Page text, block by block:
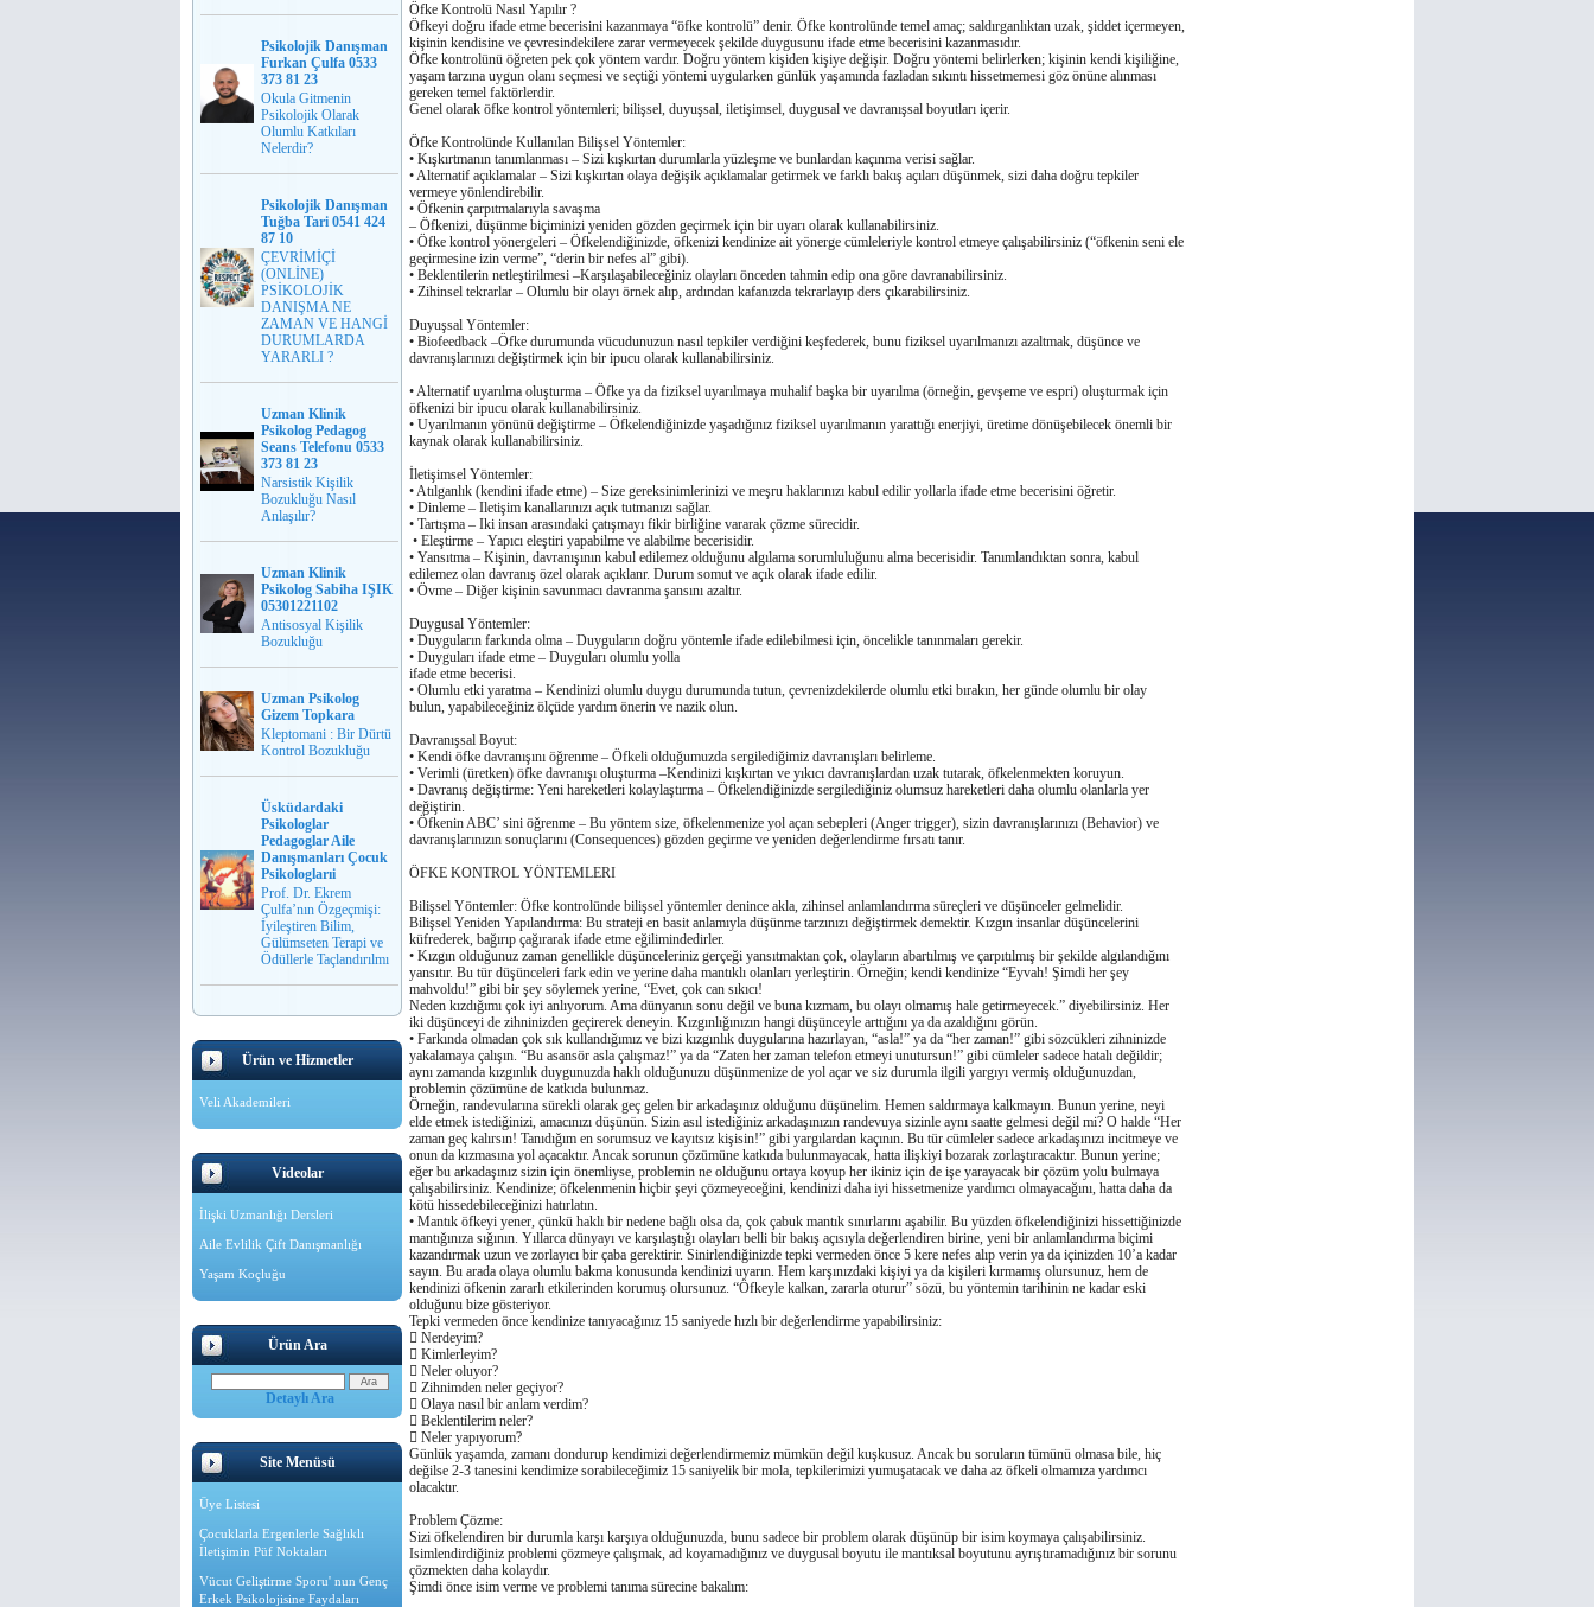
Psikolojik Danışman
Furkan Çulfa 0533
373 81 23
Okula Gitmenin
Psikolojik Olarak
Olumlu Katkıları
Nelerdir?
Psikolojik Danışman
Tuğba Tari 0541 424
87 10
ÇEVRİMİÇİ
(ONLİNE)
PSİKOLOJİK
DANIŞMA NE
ZAMAN VE HANGİ
DURUMLARDA
YARARLI ?
Uzman Klinik
Psikolog Pedagog
Seans Telefonu 0533
373 81 23
Narsistik Kişilik
Bozukluğu Nasıl
Anlaşılır?
Uzman Klinik
Psikolog Sabiha IŞIK
05301221102
Antisosyal Kişilik
Bozukluğu
Uzman Psikolog
Gizem Topkara
Kleptomani : Bir Dürtü
Kontrol Bozukluğu
Üsküdardaki
Psikologlar
Pedagoglar Aile
Danışmanları Çocuk
Psikologlarıi
Prof. Dr. Ekrem
Çulfa’nın Özgeçmişi:
İyileştiren Bilim,
Gülümseten Terapi ve
Ödüllerle Taçlandırılmı
Ürün ve Hizmetler
Veli Akademileri
Videolar
İlişki Uzmanlığı Dersleri
Aile Evlilik Çift Danışmanlığı
Yaşam Koçluğu
Ürün Ara
Detaylı Ara
Site Menüsü
Üye Listesi
Çocuklarla Ergenlerle Sağlıklı
İletişimin Püf Noktaları
Vücut Geliştirme Sporu' nun Genç
Erkek Psikolojisine Faydaları
Öfke Kontrolü Nasıl Yapılır ?
Öfkeyi doǧru ifade etme becerisini kazanmaya “öfke kontrolü” denir. Öfke kontrolünde temel amaç; saldırganlıktan uzak, şiddet içermeyen,
kişinin kendisine ve çevresindekilere zarar vermeyecek şekilde duygusunu ifade etme becerisini kazanmasıdır.
Öfke kontrolünü öǧreten pek çok yöntem vardır. Doǧru yöntem kişiden kişiye deǧişir. Doǧru yöntemi belirlerken; kişinin kendi kişiliǧine,
yaşam tarzına uygun olanı seçmesi ve seçtiǧi yöntemi uygularken günlük yaşamında fazladan sıkıntı hissetmemesi göz önüne alınması
gereken temel faktörlerdir.
Genel olarak öfke kontrol yöntemleri; bilişsel, duyuşsal, iletişimsel, duygusal ve davranışsal boyutları içerir.
Öfke Kontrolünde Kullanılan Bilişsel Yöntemler:
• Kışkırtmanın tanımlanması – Sizi kışkırtan durumlarla yüzleşme ve bunlardan kaçınma verisi saǧlar.
• Alternatif açıklamalar – Sizi kışkırtan olaya deǧişik açıklamalar getirmek ve farklı bakış açıları düşünmek, sizi daha doǧru tepkiler
vermeye yönlendirebilir.
• Öfkenin çarpıtmalarıyla savaşma
– Öfkenizi, düşünme biçiminizi yeniden gözden geçirmek için bir uyarı olarak kullanabilirsiniz.
• Öfke kontrol yönergeleri – Öfkelendiǧinizde, öfkenizi kendinize ait yönerge cümleleriyle kontrol etmeye çalışabilirsiniz (“öfkenin seni ele
geçirmesine izin verme”, “derin bir nefes al” gibi).
• Beklentilerin netleştirilmesi –Karşılaşabileceǧiniz olayları önceden tahmin edip ona göre davranabilirsiniz.
• Zihinsel tekrarlar – Olumlu bir olayı örnek alıp, ardından kafanızda tekrarlayıp ders çıkarabilirsiniz.
Duyuşsal Yöntemler:
• Biofeedback –Öfke durumunda vücudunuzun nasıl tepkiler verdiǧini keşfederek, bunu fiziksel uyarılmanızı azaltmak, düşünce ve
davranışlarınızı deǧiştirmek için bir ipucu olarak kullanabilirsiniz.
• Alternatif uyarılma oluşturma – Öfke ya da fiziksel uyarılmaya muhalif başka bir uyarılma (örneǧin, gevşeme ve espri) oluşturmak için
öfkenizi bir ipucu olarak kullanabilirsiniz.
• Uyarılmanın yönünü deǧiştirme – Öfkelendiǧinizde yaşadıǧınız fiziksel uyarılmanın yarattıǧı enerjiyi, üretime dönüşebilecek önemli bir
kaynak olarak kullanabilirsiniz.
İletişimsel Yöntemler:
• Atılganlık (kendini ifade etme) – Size gereksinimlerinizi ve meşru haklarınızı kabul edilir yollarla ifade etme becerisini öǧretir.
• Dinleme – Iletişim kanallarınızı açık tutmanızı saǧlar.
• Tartışma – Iki insan arasındaki çatışmayı fikir birliǧine vararak çözme sürecidir.
• Eleştirme – Yapıcı eleştiri yapabilme ve alabilme becerisidir.
• Yansıtma – Kişinin, davranışının kabul edilemez olduǧunu algılama sorumluluǧunu alma becerisidir. Tanımlandıktan sonra, kabul
edilemez olan davranış özel olarak açıklanr. Durum somut ve açık olarak ifade edilir.
• Övme – Diǧer kişinin savunmacı davranma şansını azaltır.
Duygusal Yöntemler:
• Duyguların farkında olma – Duyguların doǧru yöntemle ifade edilebilmesi için, öncelikle tanınmaları gerekir.
• Duyguları ifade etme – Duyguları olumlu yolla
ifade etme becerisi.
• Olumlu etki yaratma – Kendinizi olumlu duygu durumunda tutun, çevrenizdekilerde olumlu etki bırakın, her günde olumlu bir olay
bulun, yapabileceǧiniz ölçüde yardım önerin ve nazik olun.
Davranışsal Boyut:
• Kendi öfke davranışını öǧrenme – Öfkeli olduǧumuzda sergilediǧimiz davranışları belirleme.
• Verimli (üretken) öfke davranışı oluşturma –Kendinizi kışkırtan ve yıkıcı davranışlardan uzak tutarak, öfkelenmekten koruyun.
• Davranış deǧiştirme: Yeni hareketleri kolaylaştırma – Öfkelendiǧinizde sergilediǧiniz olumsuz hareketleri daha olumlu olanlarla yer
deǧiştirin.
• Öfkenin ABC’ sini öǧrenme – Bu yöntem size, öfkelenmenize yol açan sebepleri (Anger trigger), sizin davranışlarınızı (Behavior) ve
davranışlarınızın sonuçlarını (Consequences) gözden geçirme ve yeniden deǧerlendirme fırsatı tanır.
ÖFKE KONTROL YÖNTEMLERI
Bilişsel Yöntemler: Öfke kontrolünde bilişsel yöntemler denince akla, zihinsel anlamlandırma süreçleri ve düşünceler gelmelidir.
Bilişsel Yeniden Yapılandırma: Bu strateji en basit anlamıyla düşünme tarzınızı deǧiştirmek demektir. Kızgın insanlar düşüncelerini
küfrederek, baǧırıp çaǧırarak ifade etme eǧilimindedirler.
• Kızgın olduǧunuz zaman genellikle düşünceleriniz gerçeǧi yansıtmaktan çok, olayların abartılmış ve çarpıtılmış bir şekilde algılandıǧını
yansıtır. Bu tür düşünceleri fark edin ve yerine daha mantıklı olanları yerleştirin. Örneǧin; kendi kendinize “Eyvah! Şimdi her şey
mahvoldu!” gibi bir şey söylemek yerine, “Evet, çok can sıkıcı!
Neden kızdıǧımı çok iyi anlıyorum. Ama dünyanın sonu deǧil ve buna kızmam, bu olayı olmamış hale getirmeyecek.” diyebilirsiniz. Her
iki düşünceyi de zihninizden geçirerek deneyin. Kızgınlıǧınızın hangi düşünceyle arttıǧını ya da azaldıǧını görün.
• Farkında olmadan çok sık kullandıǧımız ve bizi kızgınlık duygularına hazırlayan, “asla!” ya da “her zaman!” gibi sözcükleri zihninizde
yakalamaya çalışın. “Bu asansör asla çalışmaz!” ya da “Zaten her zaman telefon etmeyi unutursun!” gibi cümleler sadece hatalı deǧildir;
aynı zamanda kızgınlık duygunuzda haklı olduǧunuzu düşünmenize de yol açar ve siz durumla ilgili yargıyı vermiş olduǧunuzdan,
problemin çözümüne de katkıda bulunmaz.
Örneǧin, randevularına sürekli olarak geç gelen bir arkadaşınız olduǧunu düşünelim. Hemen saldırmaya kalkmayın. Bunun yerine, neyi
elde etmek istediǧinizi, amacınızı düşünün. Sizin asıl istediǧiniz arkadaşınızın randevuya sizinle aynı saatte gelmesi deǧil mi? O halde “Her
zaman geç kalırsın! Tanıdıǧım en sorumsuz ve kayıtsız kişisin!” gibi yargılardan kaçının. Bu tür cümleler sadece arkadaşınızı incitmeye ve
onun da kızmasına yol açacaktır. Ancak sorunun çözümüne katkıda bulunmayacak, hatta ilişkiyi bozarak zorlaştıracaktır. Bunun yerine;
eǧer bu arkadaşınız sizin için önemliyse, problemin ne olduǧunu ortaya koyup her ikiniz için de işe yarayacak bir çözüm yolu bulmaya
çalışabilirsiniz. Kendinize; öfkelenmenin hiçbir şeyi çözmeyeceǧini, kendinizi daha iyi hissetmenize yardımcı olmayacaǧını, hatta daha da
kötü hissedebileceǧinizi hatırlatın.
• Mantık öfkeyi yener, çünkü haklı bir nedene baǧlı olsa da, çok çabuk mantık sınırlarını aşabilir. Bu yüzden öfkelendiǧinizi hissettiǧinizde
mantıǧınıza sıǧının. Yıllarca dünyayı ve karşılaştıǧı olayları belli bir bakış açısıyla deǧerlendiren birine, yeni bir anlamlandırma biçimi
kazandırmak uzun ve zorlayıcı bir çaba gerektirir. Sinirlendiǧinizde tepki vermeden önce 5 kere nefes alıp verin ya da içinizden 10’a kadar
sayın. Bu arada olaya olumlu bakma konusunda kendinizi uyarın. Hem karşınızdaki kişiyi ya da kişileri kırmamış olursunuz, hem de
kendinizi öfkenin zararlı etkilerinden korumuş olursunuz. “Öfkeyle kalkan, zararla oturur” sözü, bu yöntemin tarihinin ne kadar eski
olduǧunu bize gösteriyor.
Tepki vermeden önce kendinize tanıyacaǧınız 15 saniyede hızlı bir deǧerlendirme yapabilirsiniz:
 Nerdeyim?
 Kimlerleyim?
 Neler oluyor?
 Zihnimden neler geçiyor?
 Olaya nasıl bir anlam verdim?
 Beklentilerim neler?
 Neler yapıyorum?
Günlük yaşamda, zamanı dondurup kendimizi deǧerlendirmemiz mümkün deǧil kuşkusuz. Ancak bu soruların tümünü olmasa bile, hiç
deǧilse 2-3 tanesini kendimize sorabileceǧimiz 15 saniyelik bir mola, tepkilerimizi yumuşatacak ve daha az öfkeli olmamıza yardımcı
olacaktır.
Problem Çözme:
Sizi öfkelendiren bir durumla karşı karşıya olduǧunuzda, bunu sadece bir problem olarak düşünüp bir isim koymaya çalışabilirsiniz.
Isimlendirdiǧiniz problemi çözmeye çalışmak, ad koyamadıǧınız ve duygusal boyutu ile mantıksal boyutunu ayrıştıramadıǧınız bir sorunu
çözmekten daha kolaydır.
Şimdi önce isim verme ve problemi tanıma sürecine bakalım: